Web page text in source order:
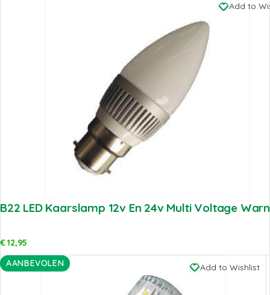
Add to
B22 LED Kaarslamp 12v En 24v Multi Voltage
€12,95
AANBEVOLEN
Add to Wishlist